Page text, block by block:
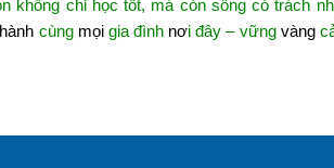
không chỉ học tốt, mà còn sống có trách
hành cùngmọigia đình nơi đây – vữngvàng